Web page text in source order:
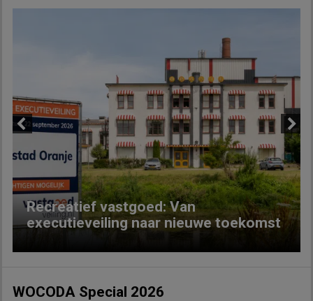
Recreatief vastgoed: Van
executieveiling naar nieuwe toekomst
Next
WOCODA Special 2026